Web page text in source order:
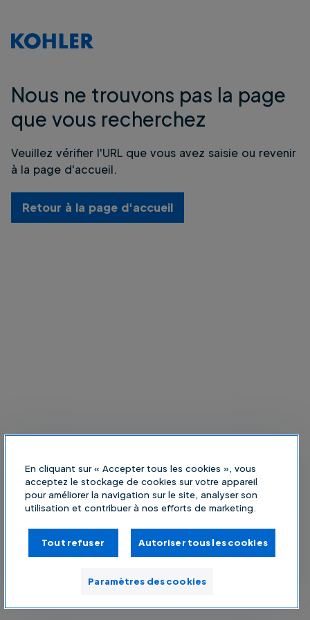
Nous ne trouvons pas la page
que vous recherchez
Veuillez vérifier l'URL que vous avez saisie ou revenir
à la page d'accueil.
Retour à la page d'accueil
En cliquant sur « Accepter tous les cookies », vous
acceptez le stockage de cookies sur votre appareil
pour améliorer la navigation sur le site, analyser son
utilisation et contribuer à nos efforts de marketing.
Tout refuser Autoriser tous les cookies
Paramètres des cookies